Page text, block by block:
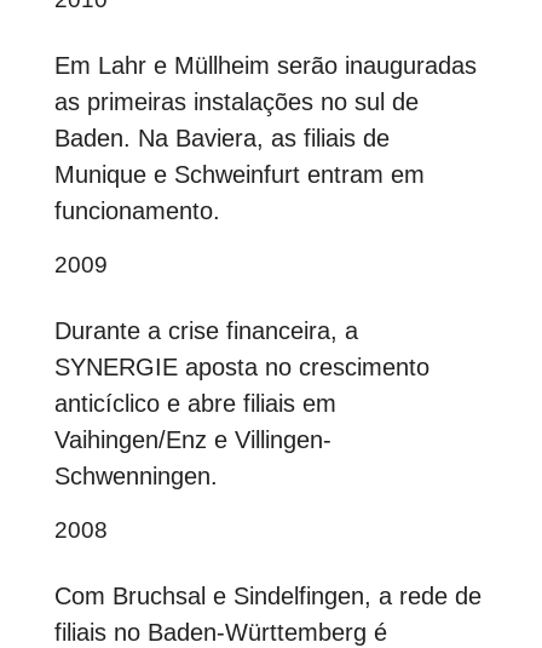
Em Lahr e Müllheim serão inauguradas
as primeiras instalações no sul de
Baden. Na Baviera, as filiais de
Munique e Schweinfurt entram em
funcionamento.
2009
Durante a crise financeira, a
SYNERGIE aposta no crescimento
anticíclico e abre filiais em
Vaihingen/Enz e Villingen-
Schwenningen.
2008
Com Bruchsal e Sindelfingen, a rede de
filiais no Baden-Württemberg é